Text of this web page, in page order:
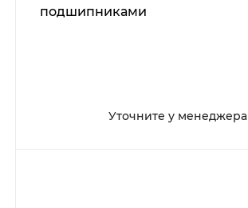
подшипниками
Уточните у менеджера